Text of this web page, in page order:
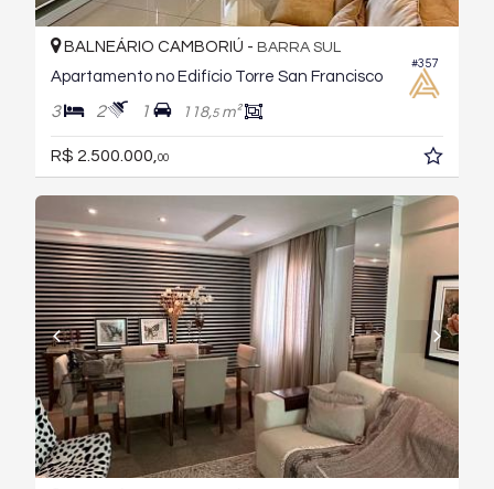
#357
BALNEÁRIO CAMBORIÚ - BARRA SUL
Apartamento no Edifício Torre San Francisco
3 2 1 118,5m²
R$ 2.500.000, 00